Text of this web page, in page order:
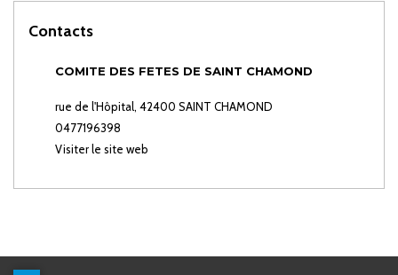
Contacts
COMITE DES FETES DE SAINT CHAMOND
rue de l'Hôpital, 42400 SAINT CHAMOND
0477196398
Visiter le site web